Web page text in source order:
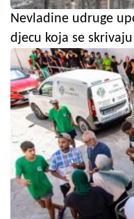
Nevladine udruge
djecu koja se